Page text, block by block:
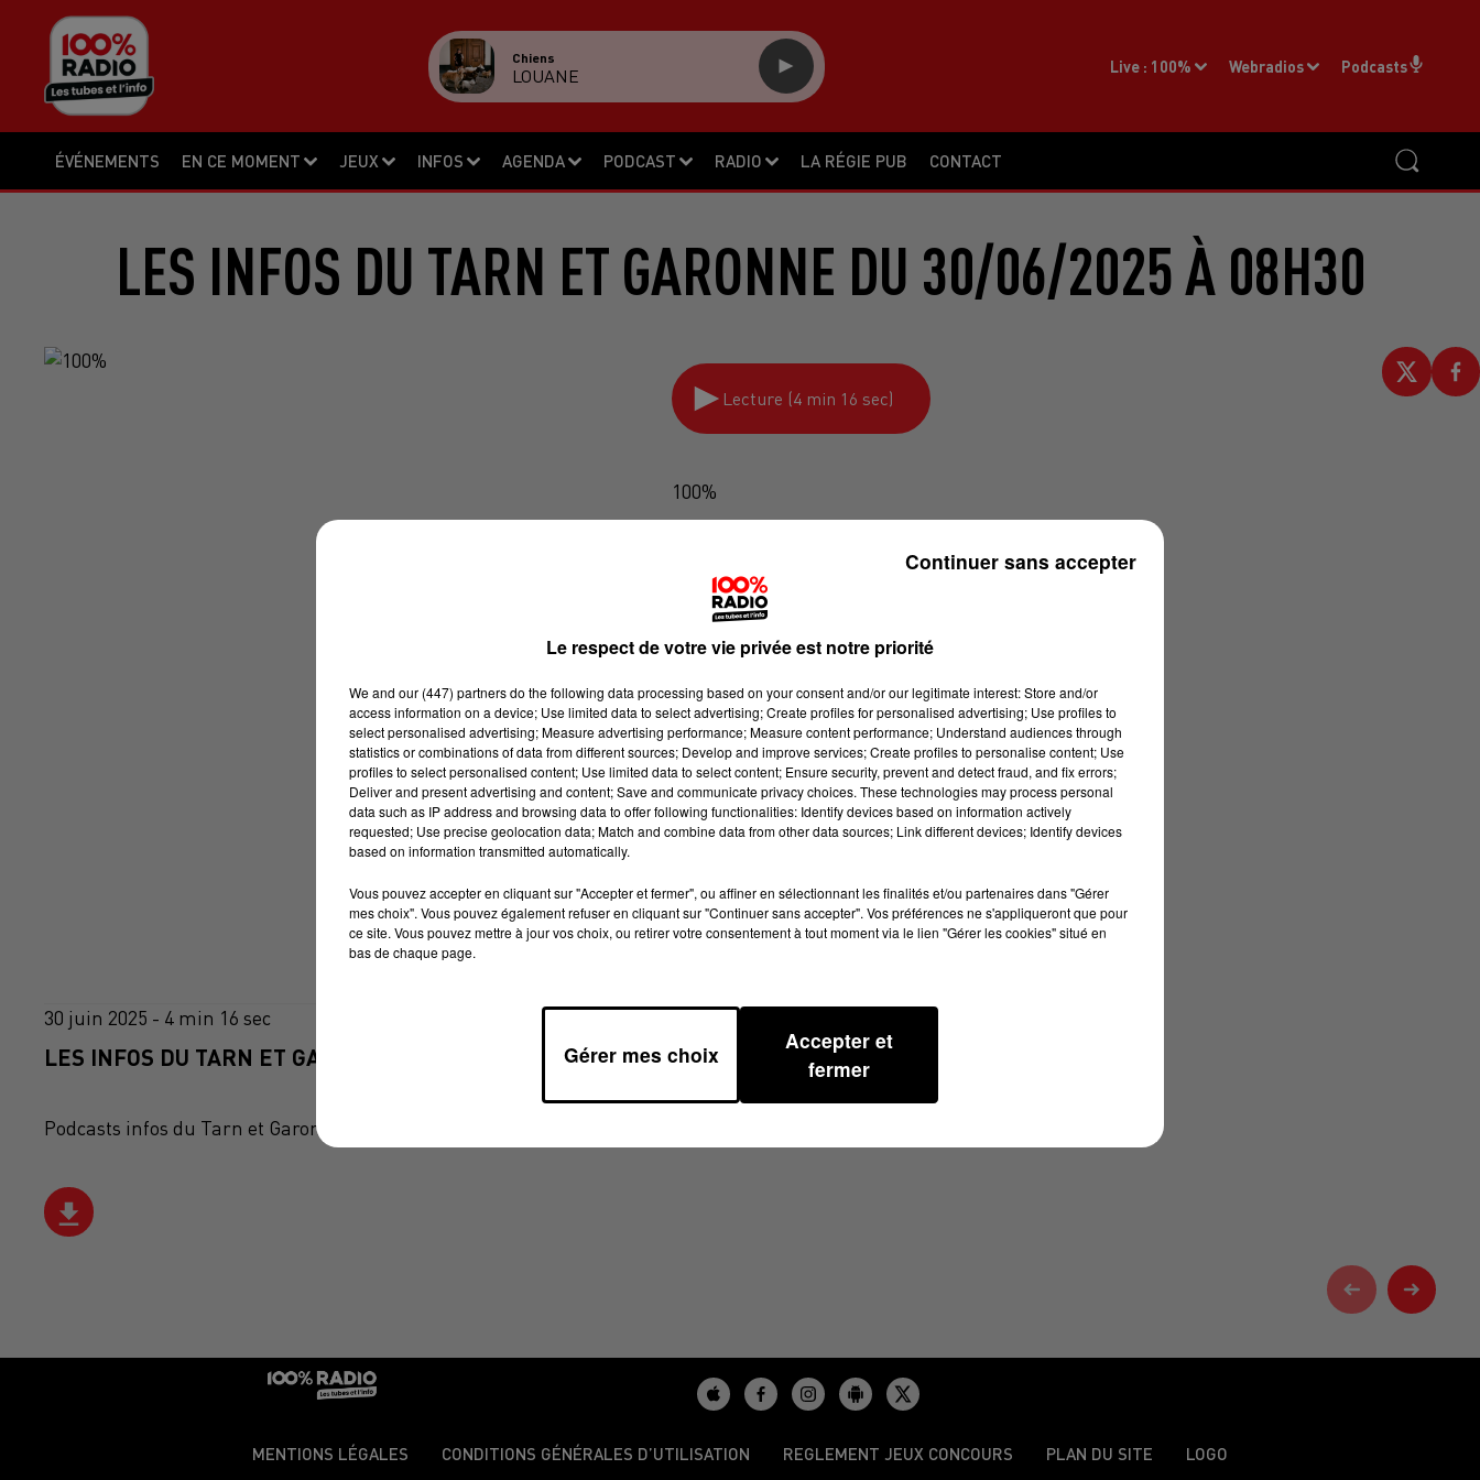
ÉVÉNEMENTS EN CE MOMENT JEUX INFOS AGENDA PODCAST RADIO LA RÉGIE PUB CONTACT
Live : 100% Webradios Podcasts
Chiens
LOUANE
LES INFOS DU TARN ET GARONNE DU 30/06/2025 À 08H30
Lecture (4 min 16 sec)
100%
30 juin 2025 - 4 min 16 sec
LES INFOS DU TARN ET GARONNE DU 30/06/2025 À 08H30
Podcasts infos du Tarn et Garonne
MENTIONS LÉGALES CONDITIONS GÉNÉRALES D’UTILISATION REGLEMENT JEUX CONCOURS PLAN DU SITE LOGO
Le respect de votre vie privée est notre priorité
We and our (447) partnersdo the following data processing based on your consent and/or our legitimate interest: Store and/or
access information on a device; Use limited data to select advertising; Create profiles for personalised advertising; Use profiles to
select personalised advertising; Measure advertising performance; Measure content performance; Understand audiences through
statistics or combinations of data from different sources; Develop and improve services; Create profiles to personalise content; Use
profiles to select personalised content; Use limited data to select content; Ensure security, prevent and detect fraud, and fix errors;
Deliver and present advertising and content; Save and communicate privacy choices. These technologies may process personal
data such as IP address and browsing data to offer following functionalities: Identify devices based on information actively
requested; Use precise geolocation data; Match and combine data from other data sources; Link different devices; Identify devices
based on information transmitted automatically.
Vous pouvez accepter en cliquant sur "Accepter et fermer", ou affiner en sélectionnant les finalités et/ou partenaires dans "Gérer
mes choix". Vous pouvez également refuser en cliquant sur "Continuer sans accepter". Vos préférences ne s'appliqueront que pour
ce site. Vous pouvez mettre à jour vos choix, ou retirer votre consentement à tout moment via le lien "Gérer les cookies" situé en
bas de chaque page.
Gérer mes choix
Accepter et
fermer
Continuer sans accepter